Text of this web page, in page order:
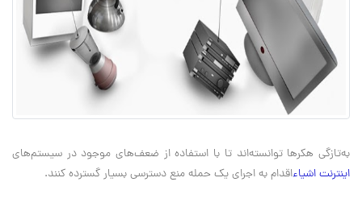
به‌تازگی هکرها توانسته‌اند تا با استفاده از ضعف‌های موجود در سیستم‌های
اینترنت اشیاءاقدام به اجرای یک حمله منع دسترسی بسیار گسترده کنند.